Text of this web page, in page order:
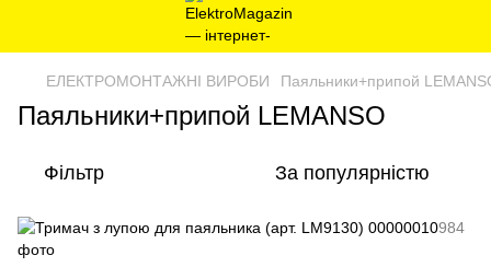
ЕЛЕКТРОМОНТАЖНІ ВИРОБИ Паяльники+припой
Паяльники+припой LEMANSO
Фільтр За популярністю